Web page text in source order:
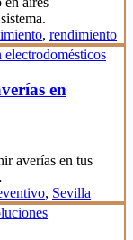
, rendimiento
en
averías en tus
, Sevilla